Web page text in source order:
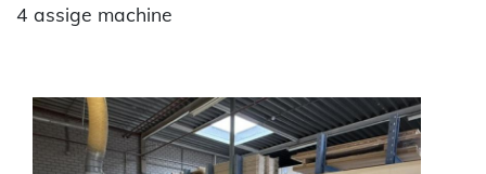
4 assige machine